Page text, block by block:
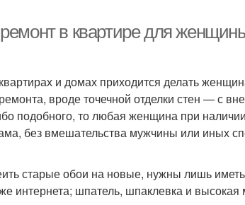
в квартире для
и домах приходится делать
вроде точечной отделки стен — с
подобного, то любая женщина при
без вмешательства мужчины или иных
старые обои на новые, нужны лишь
интернета; шпатель, шпаклевка и высокая